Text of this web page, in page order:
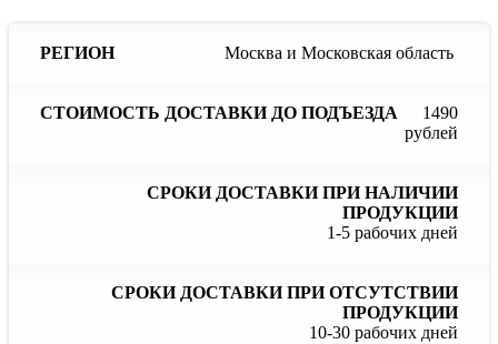
Стоимость
подъезда
Сроки
наличии
продукции
Москва и Московская область
1490
рублей
1-5 рабочих дней
10-30 рабочих дней